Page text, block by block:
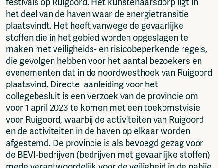
festivals op Ruigoord. Het kunstenaarsdorp ligt in
het deel van de haven waar de energietransitie
plaatsvindt. Het heeft vanwege de gevaarlijke
stoffen die in het gebied worden opgeslagen te
maken met veiligheids- en risicobeperkende regels,
die gevolgen hebben voor het aantal bezoekers en
evenementen dat in de noordwesthoek van Ruigoord
plaatsvind. Directe aanleiding voor het
collegebesluit is een verzoek van de provincie om
voor 1 april 2023 te komen met een toekomstvisie
voor Ruigoord, waarbij de activiteiten van Ruigoord
en de activiteiten in de haven op elkaar worden
afgestemd. De provincie is als bevoegd gezag voor
de BEVI-bedrijven (bedrijven met gevaarlijke stoffen)